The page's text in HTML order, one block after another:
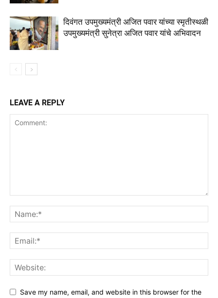
दिवंगत उपमुख्यमंत्री अजित पवार यांच्या स्मृतीस्थळी
उपमुख्यमंत्री सुनेत्रा अजित पवार यांचे अभिवादन
LEAVE A REPLY
Save my name, email, and website in this browser for the